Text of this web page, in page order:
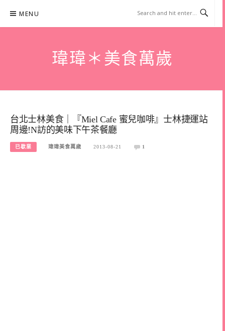
content
MENU
瑋瑋＊美食萬歲
台北士林美食｜『Miel Cafe 蜜兒咖啡』士林捷運站
周邊!N訪的美味下午茶餐廳
已歇業 瑋瑋美食萬歲 2013-08-21 1